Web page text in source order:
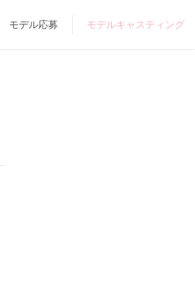
モデル応募 モデルキャスティング